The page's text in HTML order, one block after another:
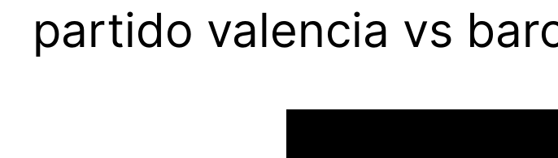
partido valencia vs